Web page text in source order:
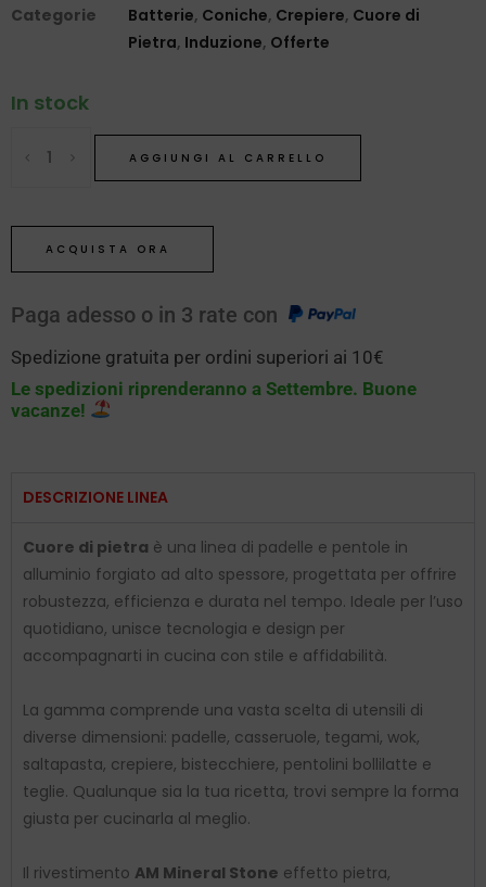
Categorie
Batterie, Coniche, Crepiere, Cuore di
Pietra, Induzione, Offerte
In stock
AGGIUNGI AL CARRELLO
ACQUISTA ORA
Paga adesso o in 3 rate con
Spedizione gratuita per ordini superiori ai 10€
Le spedizioni riprenderanno a Settembre. Buone
vacanze!
DESCRIZIONE LINEA
Cuore di pietra è una linea di padelle e pentole in
alluminio forgiato ad alto spessore, progettata per offrire
robustezza, efficienza e durata nel tempo. Ideale per l’uso
quotidiano, unisce tecnologia e design per
accompagnarti in cucina con stile e affidabilità.
La gamma comprende una vasta scelta di utensili di
diverse dimensioni: padelle, casseruole, tegami, wok,
saltapasta, crepiere, bistecchiere, pentolini bollilatte e
teglie. Qualunque sia la tua ricetta, trovi sempre la forma
giusta per cucinarla al meglio.
Il rivestimento AM Mineral Stone effetto pietra,